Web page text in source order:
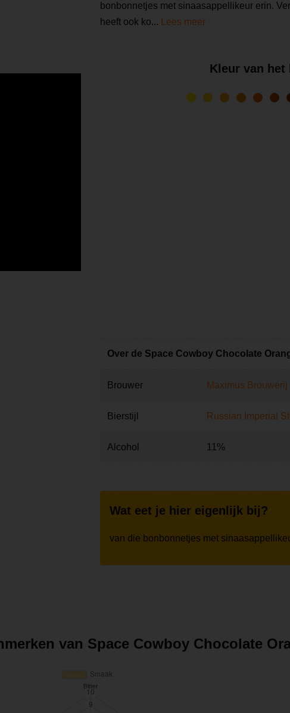
bonbonnetjes met sinaasappellikeur erin.
heeft ook ko... Lees meer
Kleur van het
Over de Space Cowboy Chocolate
Brouwer Maximus Brouwerij
Bierstijl Russian Imperial
Alcohol 11%
Wat eet je hier eigenlijk bij?
van die bonbonnetjes met
van Space Cowboy Chocolate